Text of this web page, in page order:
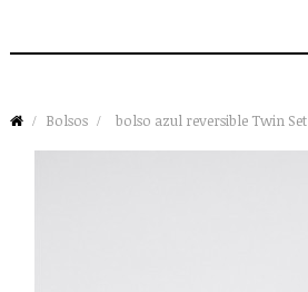
Bolsos bolso azul reversible Twin Set